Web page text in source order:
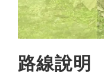
路線說明